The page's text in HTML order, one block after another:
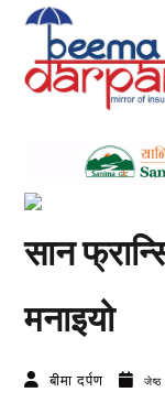
Skip
content
सान
मनाइयो
बीमा दर्पण